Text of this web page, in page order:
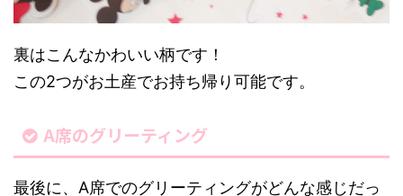
裏はこんなかわいい柄です！
この2つがお土産でお持ち帰り可能です。
A席のグリーティング
最後に、A席でのグリーティングがどんな感じだっ